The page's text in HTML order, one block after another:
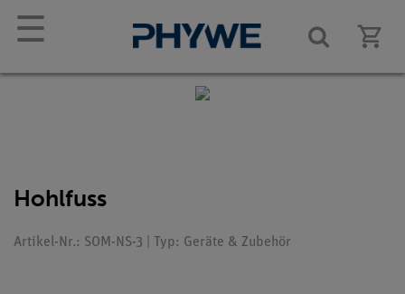
☰
Hohlfuss
Artikel-Nr.: SOM-NS-3 | Typ: Geräte & Zubehör